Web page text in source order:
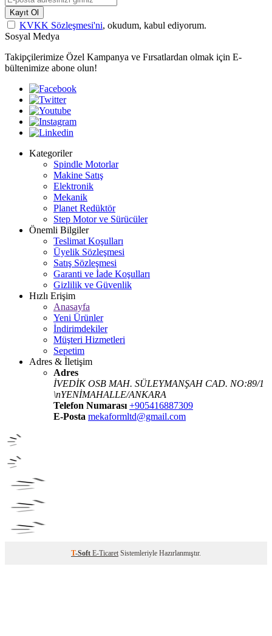
Kayıt Ol
KVKK Sözleşmesi'ni, okudum, kabul ediyorum.
Sosyal Medya
Takipçilerimize Özel Kampanya ve Fırsatlardan olmak için E-
bültenimize abone olun!
Kategoriler
Spindle Motorlar
Makine Satış
Elektronik
Mekanik
Planet Redüktör
Step Motor ve Sürücüler
Önemli Bilgiler
Teslimat Koşulları
Üyelik Sözleşmesi
Satış Sözleşmesi
Garanti ve İade Koşulları
Gizlilik ve Güvenlik
Hızlı Erişim
Anasayfa
Yeni Ürünler
İndirimdekiler
Müşteri Hizmetleri
Sepetim
Adres & İletişim
Adres
İVEDİK OSB MAH. SÜLEYMANŞAH CAD. NO:89/1
\nYENİMAHALLE/ANKARA
Telefon Numarası +905416887309
E-Posta mekaformltd@gmail.com
T-Soft E-Ticaret Sistemleriyle Hazırlanmıştır.